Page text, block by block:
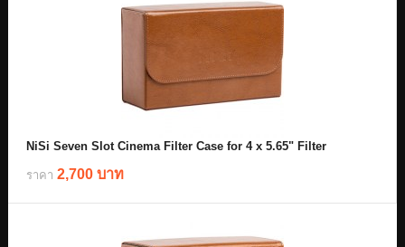
NiSi Seven Slot Cinema Filter Case for 4 x 5.65" Filter
ราคา 2,700 บาท